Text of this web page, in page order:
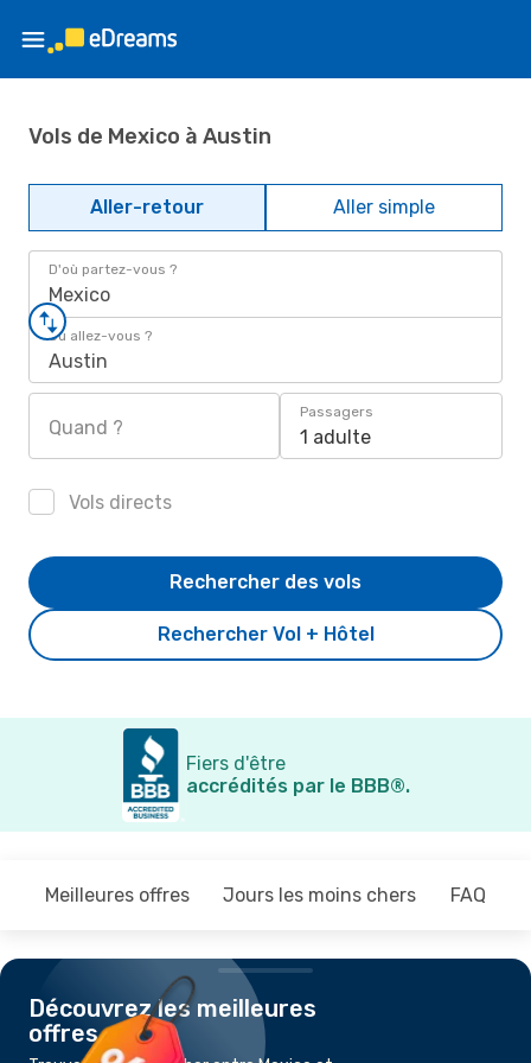
Vols de Mexico à Austin
Aller-retour Aller simple
D'où partez-vous ?
Mexico
Où allez-vous ?
Austin
Quand ?
Passagers
1 adulte
Vols directs
Rechercher Vol + Hôtel
Rechercher des vols
Fiers d'être
accrédités par le BBB®.
Meilleures offres Jours les moins chers FAQ
Découvrez les meilleures
offres